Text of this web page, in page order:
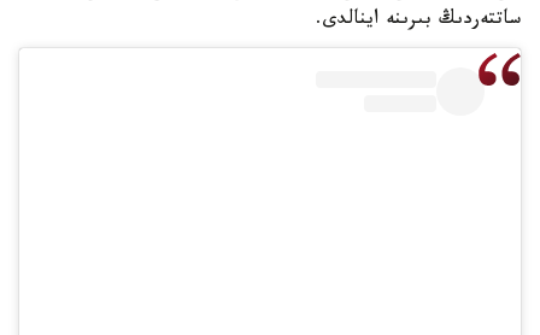
ساتتەردىڭ بىرىنە اينالدى.